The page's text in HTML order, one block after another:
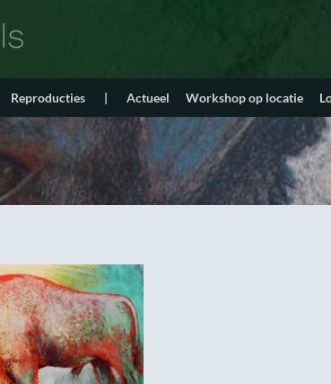
Reproducties | Actueel Workshop op locatie